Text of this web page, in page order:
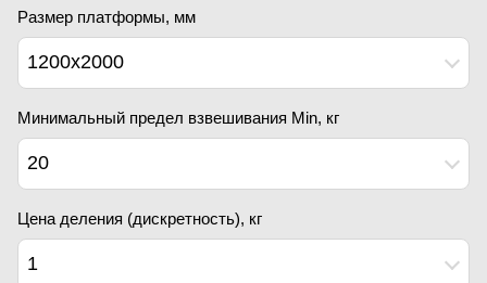
Размер платформы, мм
1200х2000
Минимальный предел взвешивания Min, кг
20
Цена деления (дискретность), кг
1